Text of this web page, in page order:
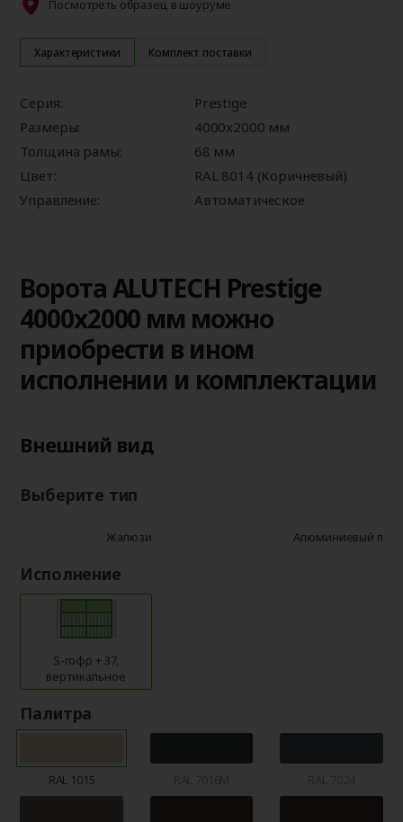
Характеристики Комплект поставки
Серия:
Prestige
Размеры:
4000x2000 мм
Толщина рамы:
68 мм
Цвет:
RAL 8014 (Коричневый)
Управление:
Автоматическое
Посмотреть образец в шоуруме
Ворота ALUTECH Prestige
4000x2000 мм можно
приобрести в ином
исполнении и комплектации
Внешний вид
Выберите тип
Жалюзи Алюминиевый
Исполнение
S-гофр + 37,
вертикальное
Палитра
RAL 1015